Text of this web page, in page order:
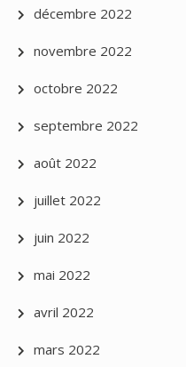
décembre 2022
novembre 2022
octobre 2022
septembre 2022
août 2022
juillet 2022
juin 2022
mai 2022
avril 2022
mars 2022